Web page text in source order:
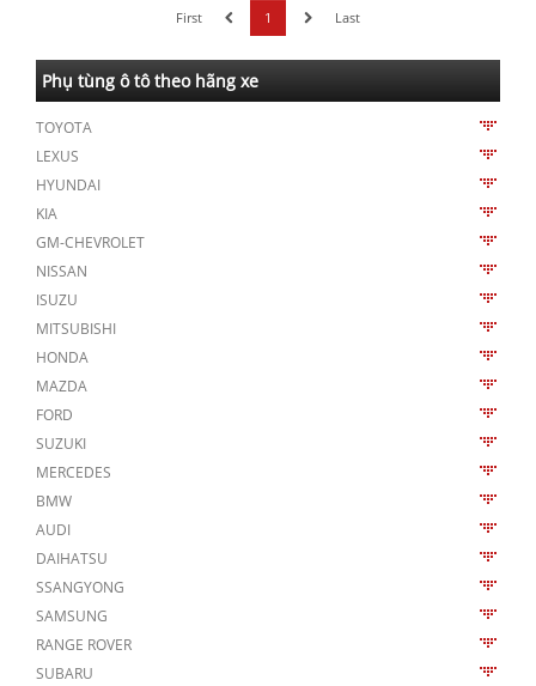
First 1 Last
Phụ tùng ô tô theo hãng xe
TOYOTA
LEXUS
HYUNDAI
KIA
GM-CHEVROLET
NISSAN
ISUZU
MITSUBISHI
HONDA
MAZDA
FORD
SUZUKI
MERCEDES
BMW
AUDI
DAIHATSU
SSANGYONG
SAMSUNG
RANGE ROVER
SUBARU